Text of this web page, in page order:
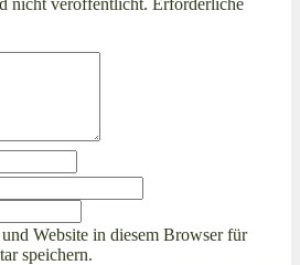
nicht veröffentlicht. Erforderliche
Website in diesem Browser für
speichern.